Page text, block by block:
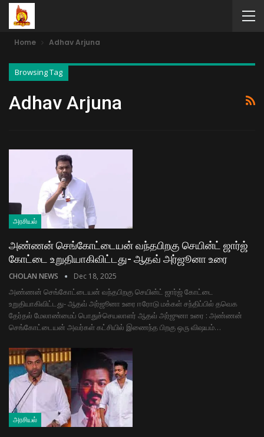
Home Adhav Arjuna
Browsing Tag
Adhav Arjuna
அரசியல்
அண்ணன் செங்கோட்டையன் வந்தபிறகு செயின்ட் ஜார்ஜ்
கோட்டை உறுதியாகிவிட்டது- ஆதவ் அர்ஜூனா உரை
CHOLAN NEWS Dec 18, 2025
அண்ணன் செங்கோட்டையன் வந்தபிறகு செயின்ட் ஜார்ஜ் கோட்டை
உறுதியாகிவிட்டது- ஆதவ் அர்ஜூனா உரை ஈரோடு மக்கள் சந்திப்பில் தவெக
தேர்தல் மேலாண்மைப் பொதுச்செயலாளர் ஆதவ் அர்ஜுனா உரை : அண்ணன்
செங்கோட்டையன் அவர்கள் கட்சியில் இணைந்த பிறகு ஒரு விஷயம்…
அரசியல்